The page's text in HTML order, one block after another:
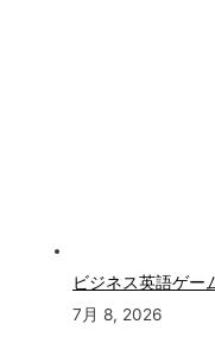
ビジネス英語ゲー
7月 8, 2026